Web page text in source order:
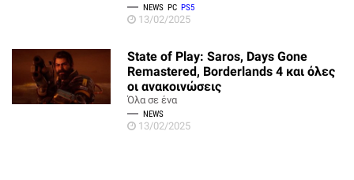
NEWS PC PS5
13/02/2025
State of Play: Saros, Days Gone
Remastered, Borderlands 4 και όλες
οι ανακοινώσεις
Όλα σε ένα
NEWS
13/02/2025